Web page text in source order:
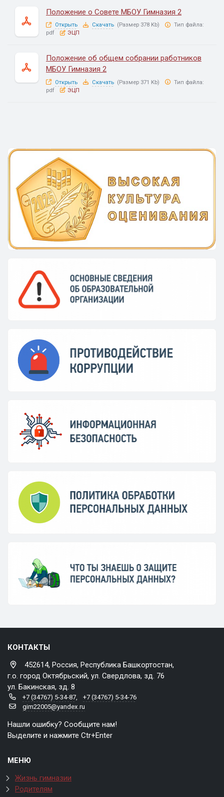
Положение о Совете МБОУ Гимназия 2
Открыть Скачать (Размер 378 Kb)
Тип файла:
pdf
ЭЦП
Положение об общем собрании работников
МБОУ Гимназия 2
Открыть Скачать (Размер 371 Kb)
Тип файла:
pdf
ЭЦП
КОНТАКТЫ
452614, Россия, Республика Башкортостан,
г.о. город Октябрьский, ул. Свердлова, зд. 76
ул. Бакинская, зд. 8
+7 (34767) 5-34-87
+7 (34767) 5-34-76
gim22005@yandex.ru
Нашли ошибку? Сообщите нам!
Выделите и нажмите Ctr+Enter
МЕНЮ
Жизнь гимназии
Родителям